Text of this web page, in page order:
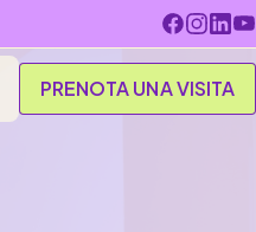
PRENOTA UNA VISITA